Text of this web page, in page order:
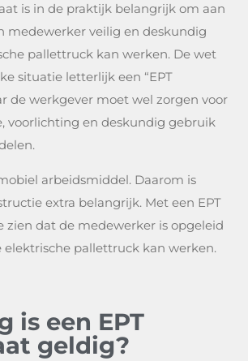
is in de praktijk belangrijk om aan
medewerker veilig en deskundig
pallettruck kan werken. De wet
situatie letterlijk een “EPT
de werkgever moet wel zorgen voor
voorlichting en deskundig gebruik
arbeidsmiddel. Daarom is
extra belangrijk. Met een EPT
zien dat de medewerker is opgeleid
elektrische pallettruck kan werken.
is een EPT
geldig?